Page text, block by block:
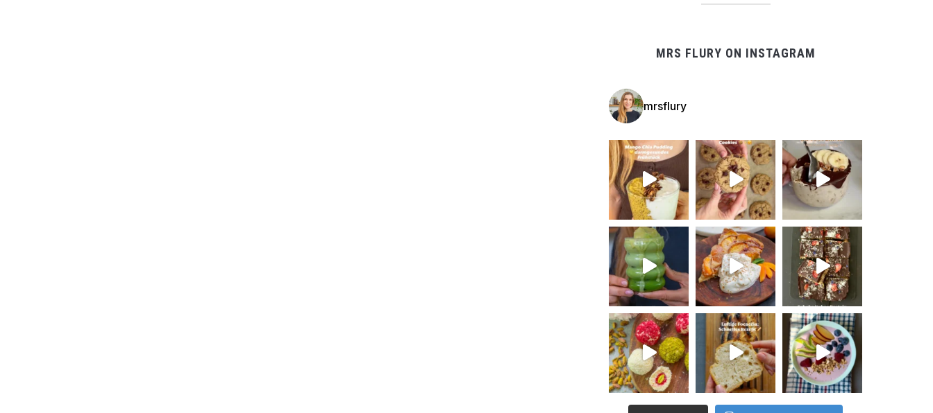
MRS FLURY ON INSTAGRAM
mrsflury